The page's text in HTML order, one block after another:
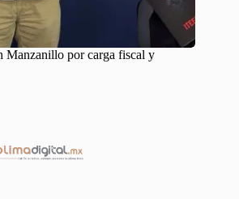
Manzanillo por carga fiscal y